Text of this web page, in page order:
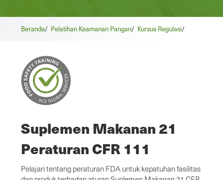
Beranda/ Pelatihan Keamanan Pangan/ Kursus Regulasi/
Suplemen Makanan 21
Peraturan CFR 111
Pelajari tentang peraturan FDA untuk kepatuhan fasilitas